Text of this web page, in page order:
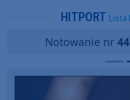
HITPORT Lista
Notowanie nr